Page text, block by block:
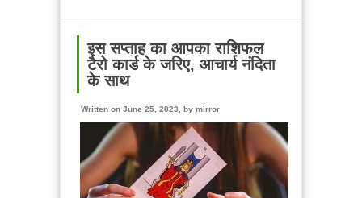
अपना
राशिफल
कार्ड
के
जरिए,
आचार्य
नंदिता
के
इस सप्ताह का आपका राशिफल
टैरो कार्ड के जरिए, आचार्य नंदिता
के साथ
Written on June 25, 2023, by mirror